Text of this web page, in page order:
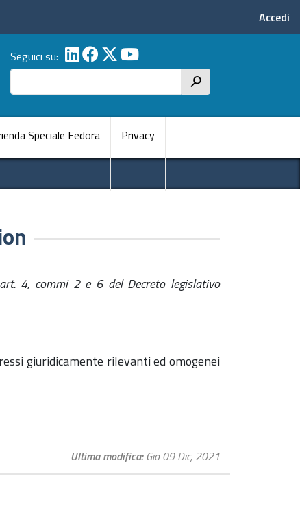
Accedi
Seguici su:
Cerca
h
Speciale Fedora Privacy
4, commi 2 e 6 del Decreto legislativo
giuridicamente rilevanti ed omogenei
Ultima modifica Gio 09 Dic, 2021